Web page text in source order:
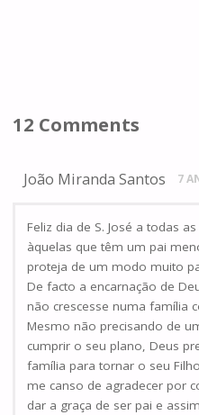
12 Comments
João Miranda Santos 7
Feliz dia de S. José a todas
àquelas que têm um pai
proteja de um modo muito
De facto a encarnação de
não crescesse numa família
Mesmo não precisando de
cumprir o seu plano, Deus
família para tornar o seu
me canso de agradecer por
dar a graça de ser pai e